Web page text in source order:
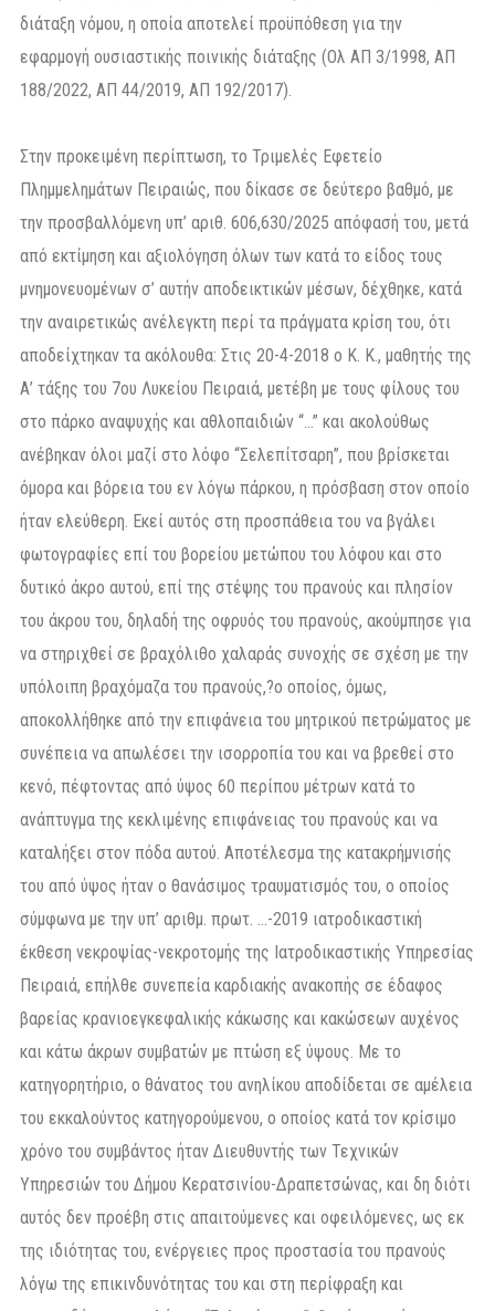
διάταξη νόμου, η οποία αποτελεί προϋπόθεση για την
εφαρμογή ουσιαστικής ποινικής διάταξης (Ολ ΑΠ 3/1998, ΑΠ
188/2022, ΑΠ 44/2019, ΑΠ 192/2017).
Στην προκειμένη περίπτωση, το Τριμελές Εφετείο
Πλημμελημάτων Πειραιώς, που δίκασε σε δεύτερο βαθμό, με
την προσβαλλόμενη υπ’ αριθ. 606,630/2025 απόφασή του, μετά
από εκτίμηση και αξιολόγηση όλων των κατά το είδος τους
μνημονευομένων σ’ αυτήν αποδεικτικών μέσων, δέχθηκε, κατά
την αναιρετικώς ανέλεγκτη περί τα πράγματα κρίση του, ότι
αποδείχτηκαν τα ακόλουθα: Στις 20-4-2018 ο Κ. Κ., μαθητής της
Α’ τάξης του 7ου Λυκείου Πειραιά, μετέβη με τους φίλους του
στο πάρκο αναψυχής και αθλοπαιδιών “…” και ακολούθως
ανέβηκαν όλοι μαζί στο λόφο “Σελεπίτσαρη”, που βρίσκεται
όμορα και βόρεια του εν λόγω πάρκου, η πρόσβαση στον οποίο
ήταν ελεύθερη. Εκεί αυτός στη προσπάθεια του να βγάλει
φωτογραφίες επί του βορείου μετώπου του λόφου και στο
δυτικό άκρο αυτού, επί της στέψης του πρανούς και πλησίον
του άκρου του, δηλαδή της οφρυός του πρανούς, ακούμπησε για
να στηριχθεί σε βραχόλιθο χαλαράς συνοχής σε σχέση με την
υπόλοιπη βραχόμαζα του πρανούς,?ο οποίος, όμως,
αποκολλήθηκε από την επιφάνεια του μητρικού πετρώματος με
συνέπεια να απωλέσει την ισορροπία του και να βρεθεί στο
κενό, πέφτοντας από ύψος 60 περίπου μέτρων κατά το
ανάπτυγμα της κεκλιμένης επιφάνειας του πρανούς και να
καταλήξει στον πόδα αυτού. Αποτέλεσμα της κατακρήμνισής
του από ύψος ήταν ο θανάσιμος τραυματισμός του, ο οποίος
σύμφωνα με την υπ’ αριθμ. πρωτ. …-2019 ιατροδικαστική
έκθεση νεκροψίας-νεκροτομής της Ιατροδικαστικής Υπηρεσίας
Πειραιά, επήλθε συνεπεία καρδιακής ανακοπής σε έδαφος
βαρείας κρανιοεγκεφαλικής κάκωσης και κακώσεων αυχένος
και κάτω άκρων συμβατών με πτώση εξ ύψους. Με το
κατηγορητήριο, ο θάνατος του ανηλίκου αποδίδεται σε αμέλεια
του εκκαλούντος κατηγορούμενου, ο οποίος κατά τον κρίσιμο
χρόνο του συμβάντος ήταν Διευθυντής των Τεχνικών
Υπηρεσιών του Δήμου Κερατσινίου-Δραπετσώνας, και δη διότι
αυτός δεν προέβη στις απαιτούμενες και οφειλόμενες, ως εκ
της ιδιότητας του, ενέργειες προς προστασία του πρανούς
λόγω της επικινδυνότητας του και στη περίφραξη και